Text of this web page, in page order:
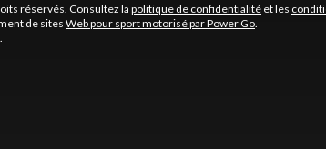
réservés. Consultez la politique de confidentialité et les
de sites Web pour sport motorisé par Power Go